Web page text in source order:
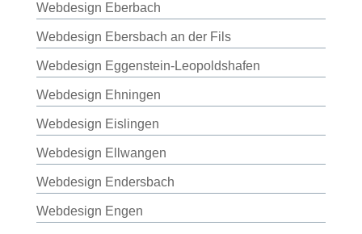
Webdesign Eberbach
Webdesign Ebersbach an der Fils
Webdesign Eggenstein-Leopoldshafen
Webdesign Ehningen
Webdesign Eislingen
Webdesign Ellwangen
Webdesign Endersbach
Webdesign Engen